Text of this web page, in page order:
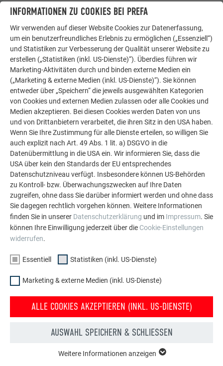
an mehreren Stellen über die gesamte Länge zu
aufliegen.
Stapeln Sie maximal vier voll beladene Paletten
übereinander.
Stapeln Sie keine unterschiedlichen Palettengrößen
übereinander.
Belasten Sie die Paletten nicht mit schweren
Gegenständen.
HANDLING
Unmittelbar nach Erhalt der Lieferung: Prüfen Sie die
Palette auf sichtbare Schäden.
Beim Entpacken der Palette: Prüfen Sie die
Plattenkanten auf Beschädigungen.
Das Entpacken und Verpacken der Paletten muss an
einem sauberen Ort durchgeführt werden.
Um ein Durchhängen zu vermeiden, sollen die Platten
immer senkrecht getragen werden.
Es sollen auf der Schutzfolie und der Oberfläche der
PREFA Verbundplatten keine Klebebänder, Lackstifte
können durch die Folien dringen und die lackierte
Bei punktueller Ablösung der Schutzfolie (z. B.
während der Bearbeitung oder der Montage) können
im Laufe der Zeit Schmutzränder entstehen, die
INFORMATIONEN ZU COOKIES BEI PREFA
Wir verwenden auf dieser Website Cookies zur Datenerfassung,
um ein benutzerfreundliches Erlebnis zu ermöglichen („Essenziell“)
und Statistiken zur Verbesserung der Qualität unserer Website zu
erstellen („Statistiken (inkl. US-Dienste)“). Überdies führen wir
Marketing-Aktivitäten durch und binden externe Medien ein
(„Marketing & externe Medien (inkl. US-Dienste)“). Sie können
entweder über „Speichern“ die jeweils ausgewählten Kategorien
von Cookies und externen Medien zulassen oder alle Cookies und
Medien akzeptieren. Bei diesen Cookies werden Daten von uns
und von Drittanbietern verarbeitet, die ihren Sitz in den USA haben.
Wenn Sie Ihre Zustimmung für alle Dienste erteilen, so willigen Sie
auch explizit nach Art. 49 Abs. 1 lit. a) DSGVO in die
Datenübermittlung in die USA ein. Wir informieren Sie, dass die
USA über kein den Standards der EU entsprechendes
Datenschutzniveau verfügt. Insbesondere können US-Behörden
zu Kontroll- bzw. Überwachungszwecken auf Ihre Daten
zugreifen, ohne dass Sie darüber informiert werden und ohne dass
Sie dagegen rechtlich vorgehen können. Weitere Informationen
finden Sie in unserer Datenschutzerklärung und im Impressum. Sie
können Ihre Einwilligung jederzeit über die Cookie-Einstellungen
widerrufen.
Essentiell Statistiken (inkl. US-Dienste)
Marketing & externe Medien (inkl. US-Dienste)
ALLE COOKIES AKZEPTIEREN (INKL. US-DIENSTE)
AUSWAHL SPEICHERN & SCHLIESSEN
Weitere Informationen anzeigen